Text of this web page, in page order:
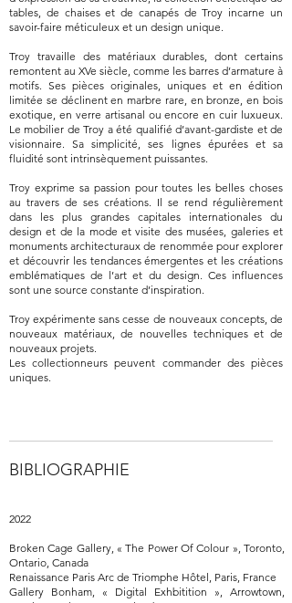
tables, de chaises et de canapés de Troy incarne un
savoir-faire méticuleux et un design unique.
Troy travaille des matériaux durables, dont certains
remontent au XVe siècle, comme les barres d’armature à
motifs. Ses pièces originales, uniques et en édition
limitée se déclinent en marbre rare, en bronze, en bois
exotique, en verre artisanal ou encore en cuir luxueux.
Le mobilier de Troy a été qualifié d’avant-gardiste et de
visionnaire. Sa simplicité, ses lignes épurées et sa
fluidité sont intrinsèquement puissantes.
Troy exprime sa passion pour toutes les belles choses
au travers de ses créations. Il se rend régulièrement
dans les plus grandes capitales internationales du
design et de la mode et visite des musées, galeries et
monuments architecturaux de renommée pour explorer
et découvrir les tendances émergentes et les créations
emblématiques de l’art et du design. Ces influences
sont une source constante d’inspiration.
Troy expérimente sans cesse de nouveaux concepts, de
nouveaux matériaux, de nouvelles techniques et de
nouveaux projets.
Les collectionneurs peuvent commander des pièces
uniques.
BIBLIOGRAPHIE
2022
Broken Cage Gallery, « The Power Of Colour », Toronto,
Ontario, Canada
Renaissance Paris Arc de Triomphe Hôtel, Paris, France
Gallery Bonham, « Digital Exhbitition », Arrowtown,